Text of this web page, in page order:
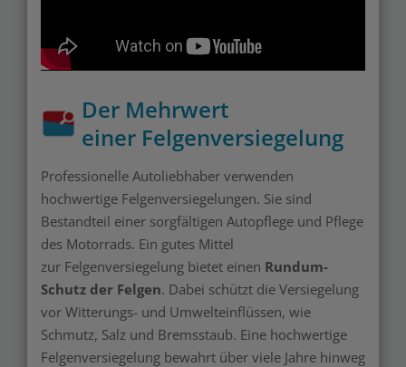
Der Mehrwert
einer Felgenversiegelung
Professionelle Autoliebhaber verwenden
hochwertige Felgenversiegelungen. Sie sind
Bestandteil einer sorgfältigen Autopflege und Pflege
des Motorrads. Ein gutes Mittel
zur Felgenversiegelung bietet einen Rundum-
Schutz der Felgen. Dabei schützt die Versiegelung
vor Witterungs- und Umwelteinflüssen, wie
Schmutz, Salz und Bremsstaub. Eine hochwertige
Felgenversiegelung bewahrt über viele Jahre hinweg